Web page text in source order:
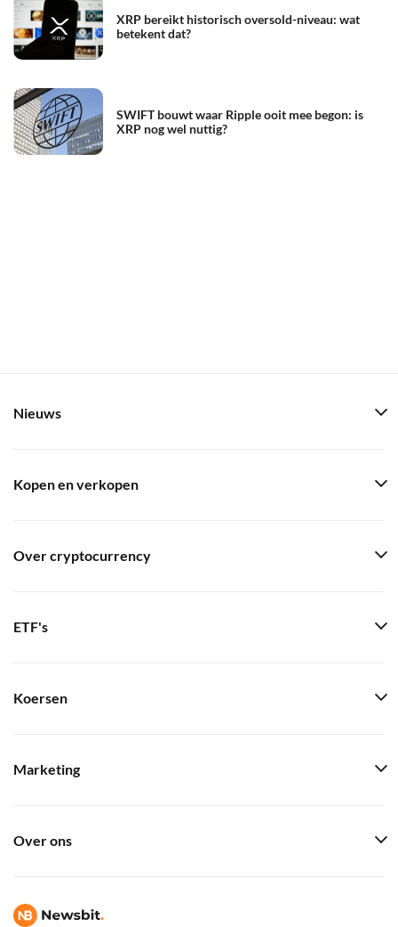
XRP bereikt historisch oversold-niveau: wat
betekent dat?
SWIFT bouwt waar Ripple ooit mee begon: is
XRP nog wel nuttig?
Nieuws
Kopen en verkopen
Over cryptocurrency
ETF's
Koersen
Marketing
Over ons